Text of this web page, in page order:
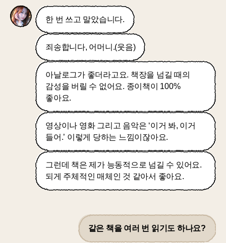
한 번 쓰고 말았습니다.
죄송합니다, 어머니.(웃음)
아날로그가 좋더라고요. 책장을 넘길 때의
감성을 버릴 수 없어요. 종이책이 100%
좋아요.
영상이나 영화 그리고 음악은 ‘이거 봐, 이거
들어.’ 이렇게 당하는 느낌이잖아요.
그런데 책은 제가 능동적으로 넘길 수 있어요.
되게 주체적인 매체인 것 같아서 좋아요.
같은 책을 여러 번 읽기도 하나요?